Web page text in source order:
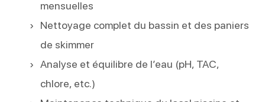
mensuelles
Nettoyage complet du bassin et des paniers
de skimmer
Analyse et équilibre de l’eau (pH, TAC,
chlore, etc.)